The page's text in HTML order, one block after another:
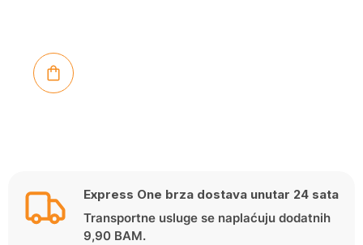
Express One brza dostava unutar 24 sata
Transportne usluge se naplaćuju dodatnih
9,90 BAM.